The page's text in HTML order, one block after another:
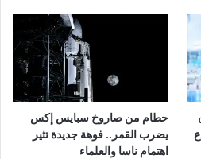
حطام من صاروخ سبايس إكس
يضرب القمر.. فوهة جديدة تثير
اهتمام ناسا والعلماء